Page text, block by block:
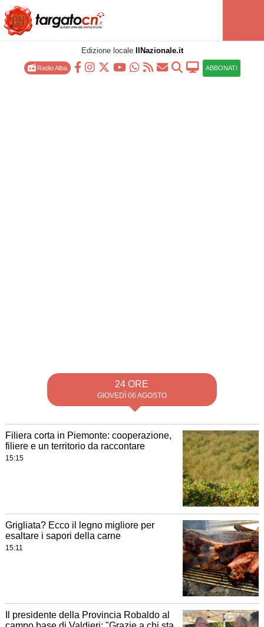
Edizione locale IlNazionale.it
Radio Alba ABBONATI
24 ORE
GIOVEDÌ 06 AGOSTO
Filiera corta in Piemonte: cooperazione,
filiere e un territorio da raccontare
15:15
Grigliata? Ecco il legno migliore per
esaltare i sapori della carne
15:11
Il presidente della Provincia Robaldo al